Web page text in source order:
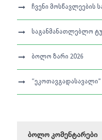
ჩვენი მოსწავლეების
საგანმანათლებლო
ბოლო ზარი 2026
ბოლო კომენტარები